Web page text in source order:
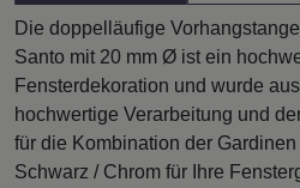
Die doppelläufige
Santo mit 20 mm Ø ist ein
Fensterdekoration und wurde
hochwertige Verarbeitung und
für die Kombination der
Schwarz / Chrom für Ihre